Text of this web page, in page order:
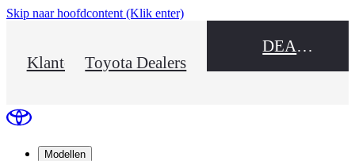
Skip naar hoofdcontent (Klik enter)
KlantenserviceToyota Dealers
DEALER NAME
Modellen